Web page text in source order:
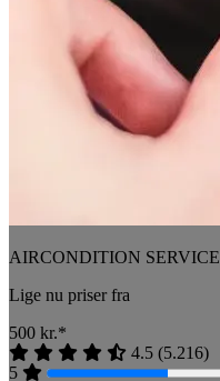
AIRCONDITION SERVICE
Lige nu priser fra
500 kr.*
4.5 (5.216)
5